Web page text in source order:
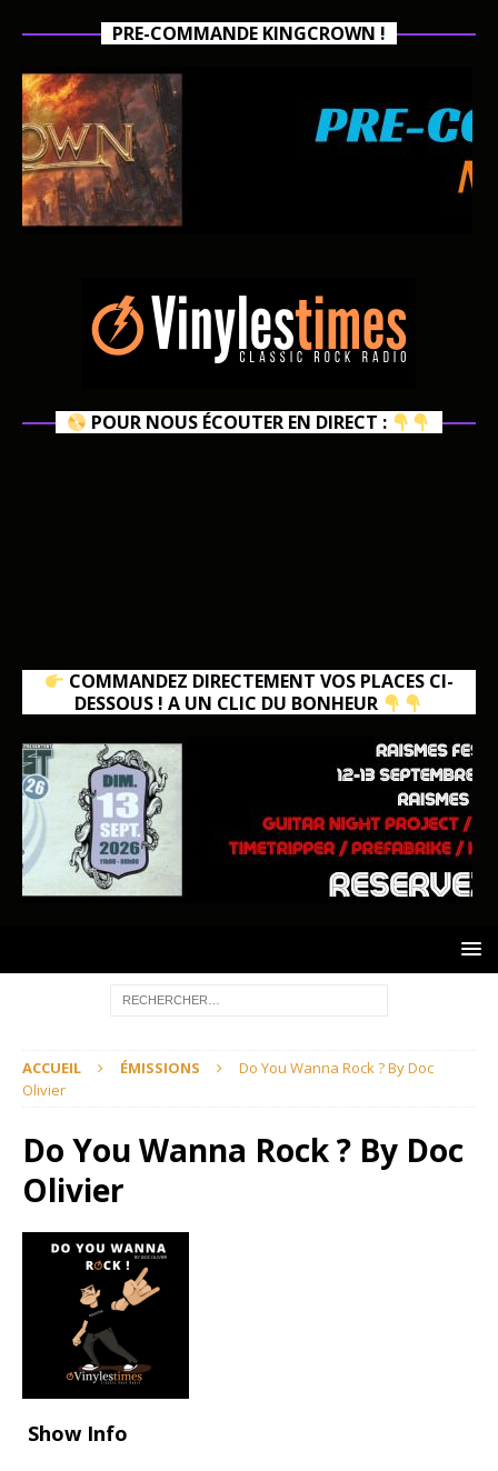
PRE-COMMANDE KINGCROWN !
POUR NOUS ÉCOUTER EN DIRECT :
COMMANDEZ DIRECTEMENT VOS PLACES CI-
DESSOUS ! A UN CLIC DU BONHEUR
ACCUEIL ÉMISSIONS
Do You Wanna Rock ? By Doc
Olivier
Do You Wanna Rock ? By Doc
Olivier
Show Info